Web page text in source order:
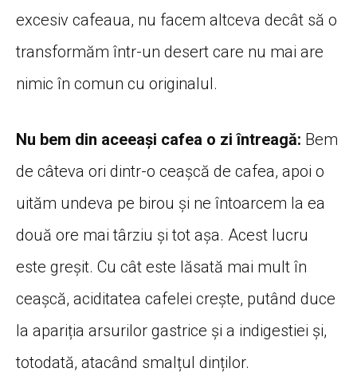
excesiv cafeaua, nu facem altceva decât să o
transformăm într-un desert care nu mai are
nimic în comun cu originalul.
Nu bem din aceeași cafea o zi întreagă: Bem
de câteva ori dintr-o ceașcă de cafea, apoi o
uităm undeva pe birou și ne întoarcem la ea
două ore mai târziu și tot așa. Acest lucru
este greșit. Cu cât este lăsată mai mult în
ceașcă, aciditatea cafelei crește, putând duce
la apariția arsurilor gastrice și a indigestiei și,
totodată, atacând smalțul dinților.